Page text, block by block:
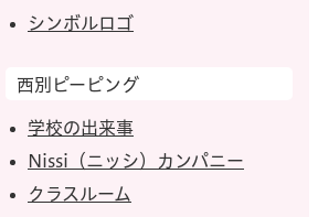
シンボルロゴ
西別ピーピング
学校の出来事
Nissi（ニッシ）カンパニー
クラスルーム